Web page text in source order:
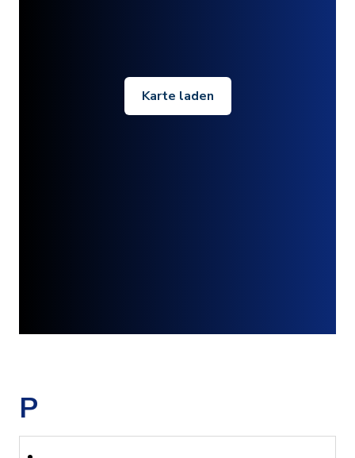
Karte laden
P